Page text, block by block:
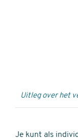
Uitleg over het
Je kunt als